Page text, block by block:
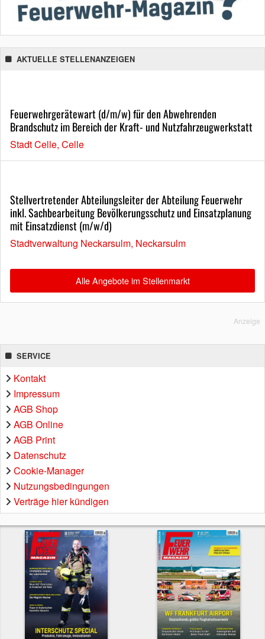
AKTUELLE STELLENANZEIGEN
Feuerwehrgerätewart (d/m/w) für den Abwehrenden
Brandschutz im Bereich der Kraft- und Nutzfahrzeugwerkstatt
Stadt Celle, Celle
Stellvertretender Abteilungsleiter der Abteilung Feuerwehr
inkl. Sachbearbeitung Bevölkerungsschutz und Einsatzplanung
mit Einsatzdienst (m/w/d)
Stadtverwaltung Neckarsulm, Neckarsulm
Alle Angebote im Stellenmarkt
Anzeige
SERVICE
Kontakt
Impressum
AGB Shop
AGB Online
AGB Print
Datenschutz
Cookie-Manager
Nutzungsbedingungen
Verträge hier kündigen